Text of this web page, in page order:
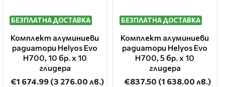
БЕЗПЛАТНА ДОСТАВКА
Комплект алуминиеви
радиатори Helyos Evo
H700, 10 бр. x 10
глидера
€1 674.99 (3 276.00 лв.)
БЕЗПЛАТНА ДОСТАВКА
Комплект алуминиеви
радиатори Helyos Evo
H700, 5 бр. x 10
глидера
€837.50 (1 638.00 лв.)